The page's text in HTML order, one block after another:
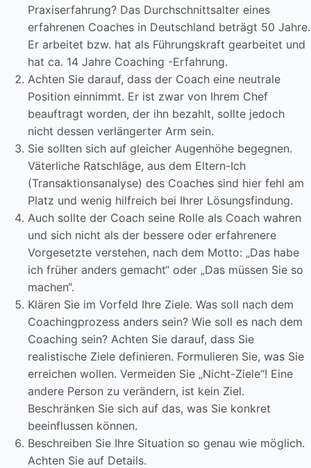
Praxiserfahrung? Das Durchschnittsalter eines
erfahrenen Coaches in Deutschland beträgt 50 Jahre.
Er arbeitet bzw. hat als Führungskraft gearbeitet und
hat ca. 14 Jahre Coaching -Erfahrung.
Achten Sie darauf, dass der Coach eine neutrale
Position einnimmt. Er ist zwar von Ihrem Chef
beauftragt worden, der ihn bezahlt, sollte jedoch
nicht dessen verlängerter Arm sein.
Sie sollten sich auf gleicher Augenhöhe begegnen.
Väterliche Ratschläge, aus dem Eltern-Ich
(Transaktionsanalyse) des Coaches sind hier fehl am
Platz und wenig hilfreich bei Ihrer Lösungsfindung.
Auch sollte der Coach seine Rolle als Coach wahren
und sich nicht als der bessere oder erfahrenere
Vorgesetzte verstehen, nach dem Motto: „Das habe
ich früher anders gemacht“ oder „Das müssen Sie so
machen“.
Klären Sie im Vorfeld Ihre Ziele. Was soll nach dem
Coachingprozess anders sein? Wie soll es nach dem
Coaching sein? Achten Sie darauf, dass Sie
realistische Ziele definieren. Formulieren Sie, was Sie
erreichen wollen. Vermeiden Sie „Nicht-Ziele“! Eine
andere Person zu verändern, ist kein Ziel.
Beschränken Sie sich auf das, was Sie konkret
beeinflussen können.
Beschreiben Sie Ihre Situation so genau wie möglich.
Achten Sie auf Details.